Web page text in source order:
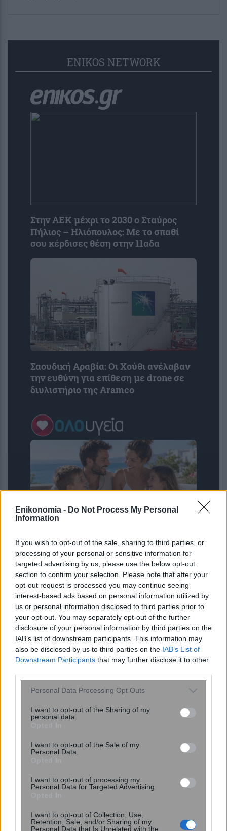
Enikonomia - Do Not Process My Personal
Information
If you wish to opt-out of the sale, sharing to third parties, or
processing of your personal or sensitive information for
targeted advertising by us, please use the below opt-out
section to confirm your selection. Please note that after your
opt-out request is processed you may continue seeing
interest-based ads based on personal information utilized by
us or personal information disclosed to third parties prior to
your opt-out. You may separately opt-out of the further
disclosure of your personal information by third parties on the
IAB’s list of downstream participants. This information may
also be disclosed by us to third parties on the IAB’s List of
Downstream Participants that may further disclose it to other
Please note that this website/app uses one or more Google
not limited to your visit or usage behaviour. You may click to
grant or deny consent to Google and its third-party tags to
consent section.
Personal Data Processing Opt Outs
I want to opt-out of the Sharing of my
personal data.
I want to opt-out of the Sale of my
Personal Data.
I want to opt-out of processing my
Personal Data for Targeted Advertising.
I want to opt-out of Collection, Use,
Retention, Sale, and/or Sharing of my
Personal Data that Is Unrelated with the
ENIKOS NETWORK
Στην AEK μέχρι το 2030 ο Σταύρος
Πήλιος – Ηλιόπουλος: Με το σπαθί
σου κέρδισες θέση στην 11αδα
Σαουδική Αραβία: Οι Χούθι ανέλαβαν
την ευθύνη για επίθεση με drone σε
διυλιστήριο της Aramco
Ο αριθμός των παιδιών που έχετε
μπορεί να δείξει πόσο θα ζήσετε –
Πόσα παιδιά φέρνουν μακροζωία
Ενέσεις αδυνατίσματος: Προκαλούν
τα GLP-1 τριχόπτωση; Μελέτη δείχνει
πώς επηρεάζει τα μαλλιά